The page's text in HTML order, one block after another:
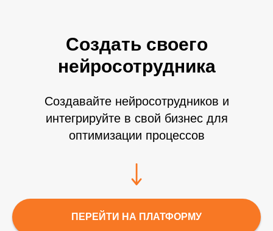
Создать своего
нейросотрудника
Создавайте нейросотрудников и
интегрируйте в свой бизнес для
оптимизации процессов
ПЕРЕЙТИ НА ПЛАТФОРМУ